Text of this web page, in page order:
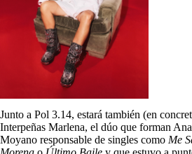
Junto a Pol 3.14, estará también (en
Interpeñas Marlena, el dúo que forman
Moyano responsable de singles como Me